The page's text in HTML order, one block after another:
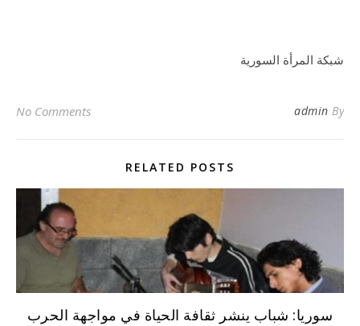
شبكة المرأة السورية
By
admin
No Comments
RELATED POSTS
سوريا: شباب ينشر ثقافة الحياة في مواجهة الحرب